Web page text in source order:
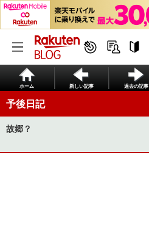
ホーム 新しい記事 過去の記事
予後日記
故郷？